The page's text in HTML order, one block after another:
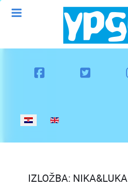
Odaberite svoj jezik
IZLOŽBA: NIKA&LUKA